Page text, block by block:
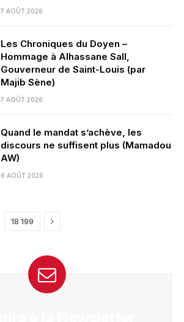
7 AOÛT 2026
Les Chroniques du Doyen –
Hommage à Alhassane Sall,
Gouverneur de Saint-Louis (par
Majib Sène)
7 AOÛT 2026
Quand le mandat s’achève, les
discours ne suffisent plus (Mamadou
AW)
6 AOÛT 2026
18 199 Next